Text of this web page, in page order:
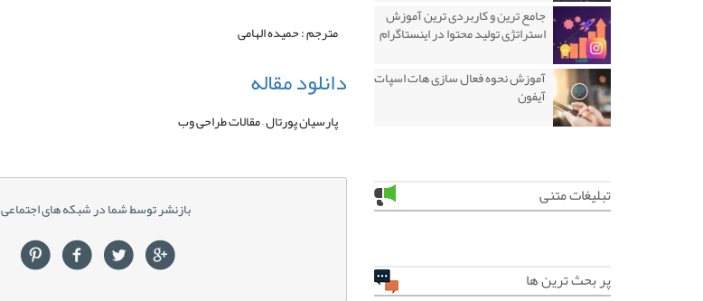
مترجم : حمیده الهامی
دانلود مقاله
پارسیان پورتال – مقالات طراحی وب
بازنشر توسط شما در شبکه های اجتماعی
جامع ترین و کاربردی ترین آموزش
استراتژی تولید محتوا در اینستاگرام
آموزش نحوه فعال سازی هات اسپات
آیفون
تبلیغات متنی
پر بحث ترین ها